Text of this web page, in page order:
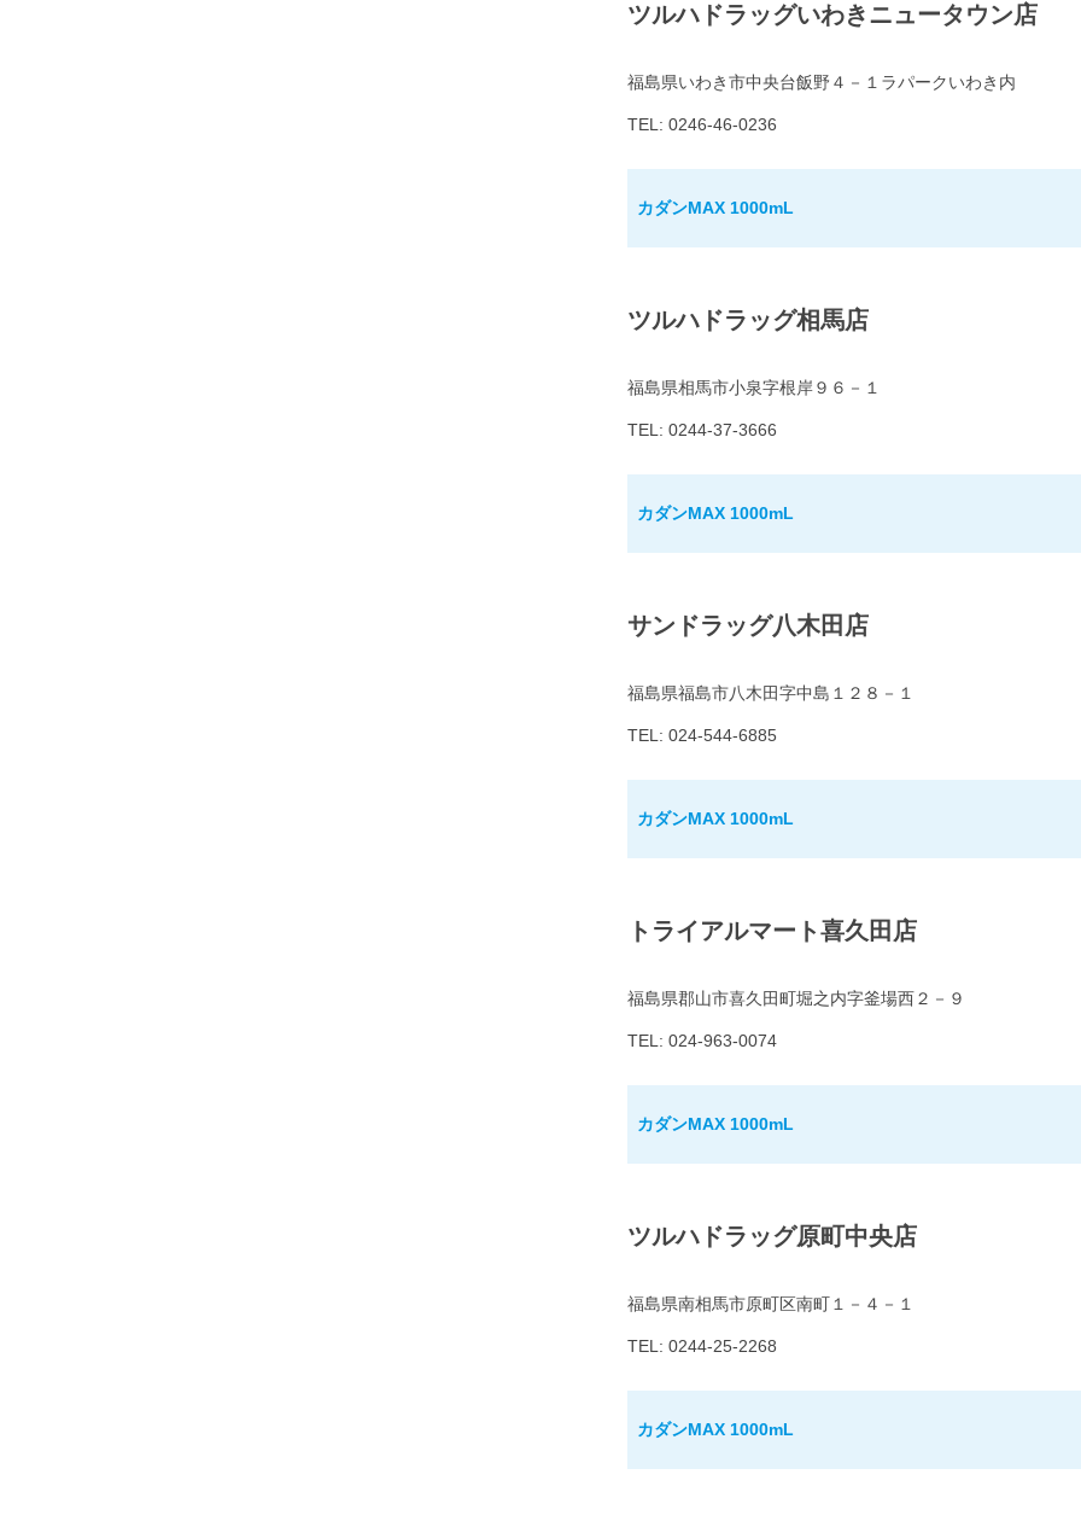
ツルハドラッグいわきニュータウン店
福島県いわき市中央台飯野４－１ラパークいわき内
TEL: 0246-46-0236
カダンMAX 1000mL
ツルハドラッグ相馬店
福島県相馬市小泉字根岸９６－１
TEL: 0244-37-3666
カダンMAX 1000mL
サンドラッグ八木田店
福島県福島市八木田字中島１２８－１
TEL: 024-544-6885
カダンMAX 1000mL
トライアルマート喜久田店
福島県郡山市喜久田町堀之内字釜場西２－９
TEL: 024-963-0074
カダンMAX 1000mL
ツルハドラッグ原町中央店
福島県南相馬市原町区南町１－４－１
TEL: 0244-25-2268
カダンMAX 1000mL